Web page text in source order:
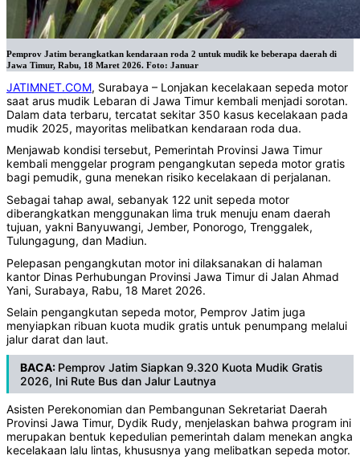
Pemprov Jatim berangkatkan kendaraan roda 2 untuk mudik ke beberapa daerah di
Jawa Timur, Rabu, 18 Maret 2026. Foto: Januar
JATIMNET.COM, Surabaya – Lonjakan kecelakaan sepeda motor
saat arus mudik Lebaran di Jawa Timur kembali menjadi sorotan.
Dalam data terbaru, tercatat sekitar 350 kasus kecelakaan pada
mudik 2025, mayoritas melibatkan kendaraan roda dua.
Menjawab kondisi tersebut, Pemerintah Provinsi Jawa Timur
kembali menggelar program pengangkutan sepeda motor gratis
bagi pemudik, guna menekan risiko kecelakaan di perjalanan.
Sebagai tahap awal, sebanyak 122 unit sepeda motor
diberangkatkan menggunakan lima truk menuju enam daerah
tujuan, yakni Banyuwangi, Jember, Ponorogo, Trenggalek,
Tulungagung, dan Madiun.
Pelepasan pengangkutan motor ini dilaksanakan di halaman
kantor Dinas Perhubungan Provinsi Jawa Timur di Jalan Ahmad
Yani, Surabaya, Rabu, 18 Maret 2026.
Selain pengangkutan sepeda motor, Pemprov Jatim juga
menyiapkan ribuan kuota mudik gratis untuk penumpang melalui
jalur darat dan laut.
BACA: Pemprov Jatim Siapkan 9.320 Kuota Mudik Gratis
2026, Ini Rute Bus dan Jalur Lautnya
Asisten Perekonomian dan Pembangunan Sekretariat Daerah
Provinsi Jawa Timur, Dydik Rudy, menjelaskan bahwa program ini
merupakan bentuk kepedulian pemerintah dalam menekan angka
kecelakaan lalu lintas, khususnya yang melibatkan sepeda motor.